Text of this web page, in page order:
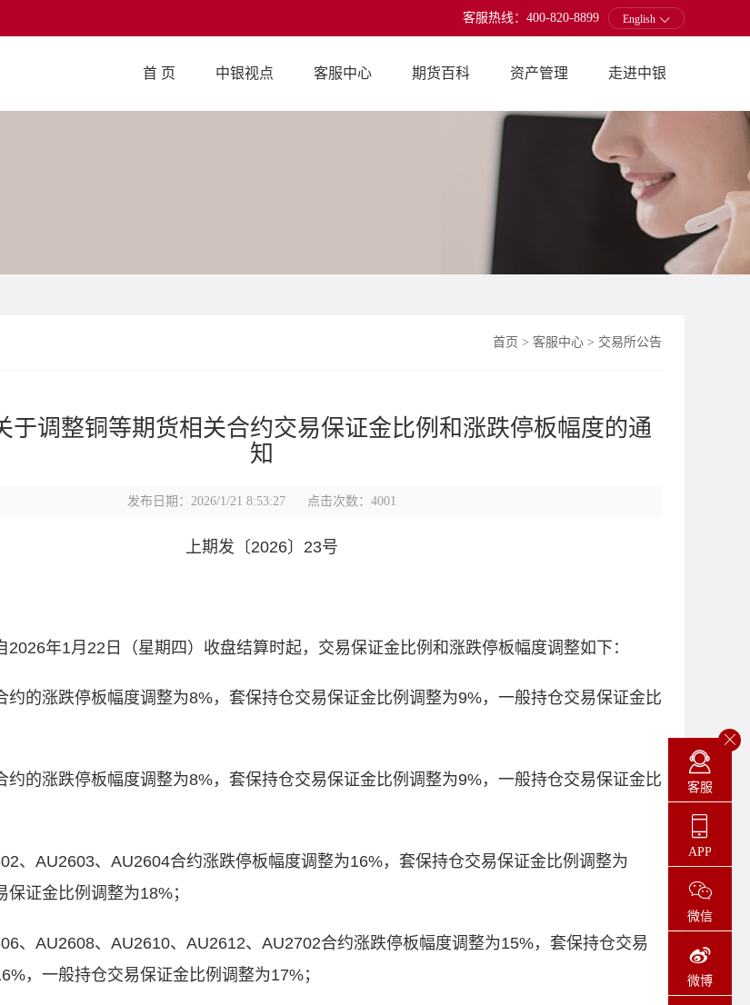
客服热线：400-820-8899 English
首 页 中银视点 客服中心 期货百科 资产管理 走进中银
首页 > 客服中心 > 交易所公告
于调整铜等期货相关合约交易保证金比例和涨跌停板幅度的通
知
发布日期：2026/1/21 8:53:27 点击次数：4001
上期发〔2026〕23号
2026年1月22 日（星期四）收盘结算时起，交易保证金比例和涨跌停板幅度调整如下：
约的涨跌停板幅度调整为8%，套保持仓交易保证金比例调整为9%，一般持仓交易保证金比
约的涨跌停板幅度调整为8%，套保持仓交易保证金比例调整为9%，一般持仓交易保证金比
、AU2603、AU2604合约涨跌停板幅度调整为16%，套保持仓交易保证金比例调整为
证金比例调整为18%；
、AU2608、AU2610、AU2612、AU2702合约涨跌停板幅度调整为15%，套保持仓交易
，一般持仓交易保证金比例调整为17%；
客服
APP
微信
微博